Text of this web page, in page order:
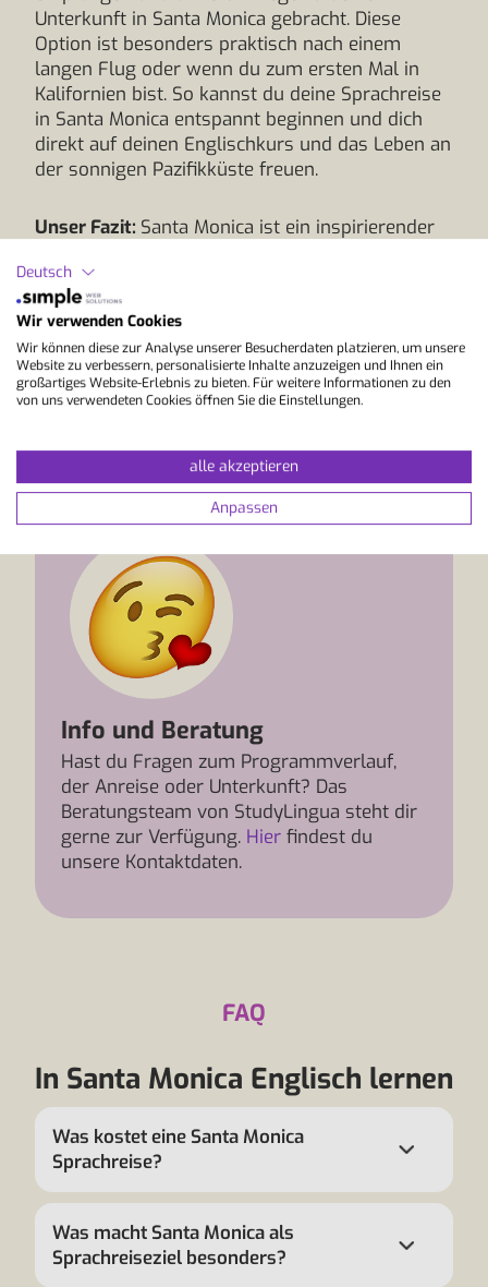
Unterkunft in Santa Monica gebracht. Diese
Option ist besonders praktisch nach einem
langen Flug oder wenn du zum ersten Mal in
Kalifornien bist. So kannst du deine Sprachreise
in Santa Monica entspannt beginnen und dich
direkt auf deinen Englischkurs und das Leben an
der sonnigen Pazifikküste freuen.
Unser Fazit: Santa Monica ist ein inspirierender
Lebensqualität und Küstenflair perfekt
zusammenkommen. Die Kombination aus
entspanntem Kalifornien-Gefühl, internationaler
Atmosphäre und praxisnahem Unterricht macht
die Stadt zu einer idealen Wahl für alle, die
Englischlernen mit Sonne, Kreativität und
jetzt deine Sprachreise und erlebe Kalifornien
von seiner schönsten Seite.
Info und Beratung
Hast du Fragen zum Programmverlauf,
der Anreise oder Unterkunft? Das
Beratungsteam von StudyLingua steht dir
gerne zur Verfügung. Hier findest du
unsere Kontaktdaten.
FAQ
In Santa Monica Englisch lernen
Was kostet eine Santa Monica
Sprachreise?
Was macht Santa Monica als
Sprachreiseziel besonders?
Deutsch
Wir verwenden Cookies
Wir können diese zur Analyse unserer Besucherdaten platzieren, um unsere
Website zu verbessern, personalisierte Inhalte anzuzeigen und Ihnen ein
großartiges Website-Erlebnis zu bieten. Für weitere Informationen zu den
von uns verwendeten Cookies öffnen Sie die Einstellungen.
alle akzeptieren
Anpassen